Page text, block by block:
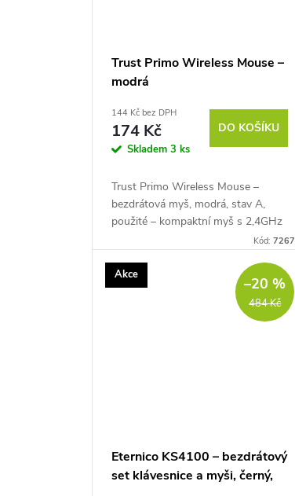
Trust Primo Wireless Mouse –
modrá
144 Kč bez DPH
174 Kč
Skladem 3 ks
DO KOŠÍKU
Trust Primo Wireless Mouse –
bezdrátová myš, modrá, stav A,
použité – kompaktní myš s 2,4GHz
DPI, 4 tlačítky včetně...
Kód:
Akce
484 Kč
–20 %
Eternico KS4100 – bezdrátový
set klávesnice a myši, černý,